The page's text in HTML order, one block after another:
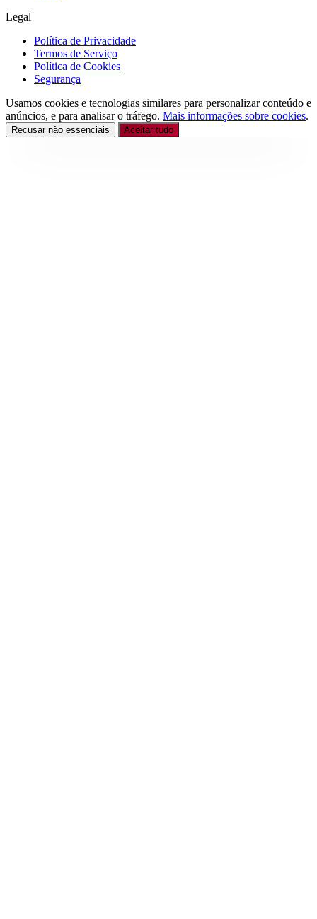
Legal
Política de Privacidade
Termos de Serviço
Política de Cookies
Segurança
Usamos cookies e tecnologias similares para personalizar conteúdo e
anúncios, e para analisar o tráfego. Mais informações sobre cookies.
Recusar não essenciais Aceitar tudo